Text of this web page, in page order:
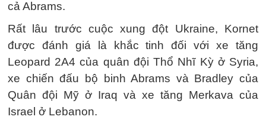
cả Abrams.
Rất lâu trước cuộc xung đột Ukraine, Kornet
được đánh giá là khắc tinh đối với xe tăng
Leopard 2A4 của quân đội Thổ Nhĩ Kỳ ở Syria,
xe chiến đấu bộ binh Abrams và Bradley của
Quân đội Mỹ ở Iraq và xe tăng Merkava của
Israel ở Lebanon.